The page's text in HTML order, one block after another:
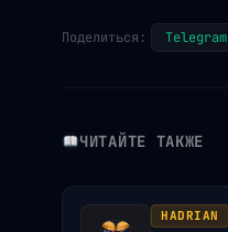
Поделиться: Telegram
ЧИТАЙТЕ ТАКЖЕ
HADRIAN